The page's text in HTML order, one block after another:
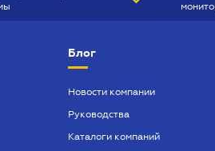
ПРОФ
ПРОФ
Блог
Новости компании
Руководства
Каталоги компаний